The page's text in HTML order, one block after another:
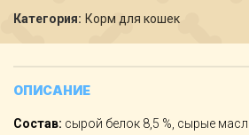
Категория: Корм для кошек
ОПИСАНИЕ
Состав: сырой белок 8,5 %, сырые